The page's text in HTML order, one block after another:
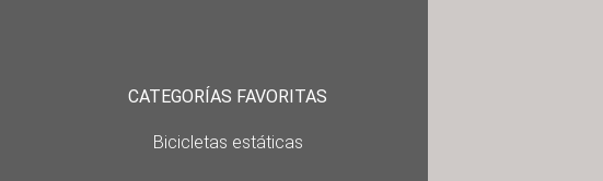
CATEGORÍAS FAVORITAS
Bicicletas estáticas